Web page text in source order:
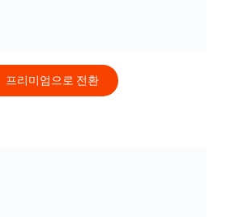
프리미엄으로 전환